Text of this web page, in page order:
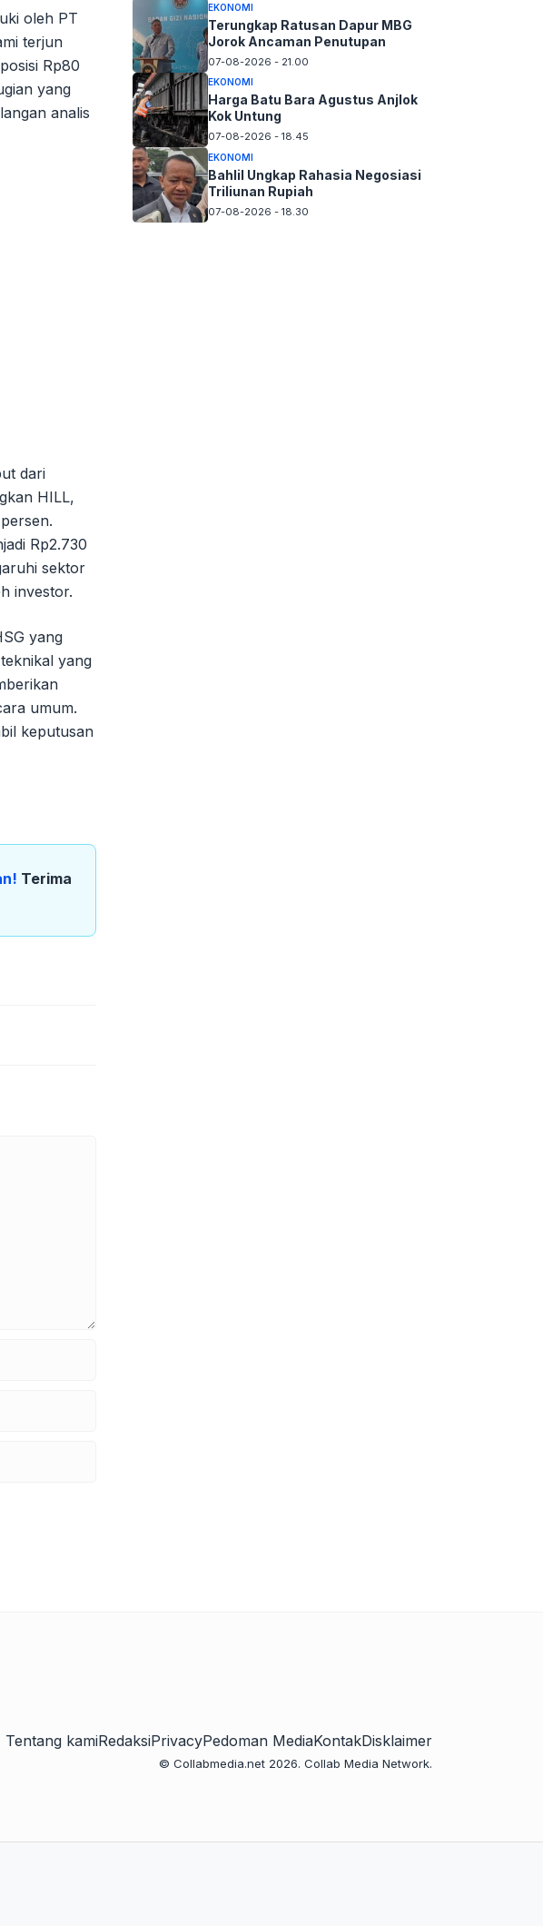
oleh PT
terjun
Rp80
yang
analis
dari
HILL,
Rp2.730
sektor
investor.
yang
yang
umum.
keputusan
Terima
EKONOMI
Terungkap Ratusan Dapur MBG
Jorok Ancaman Penutupan
07-08-2026 - 21.00
EKONOMI
Harga Batu Bara Agustus Anjlok
Kok Untung
07-08-2026 - 18.45
EKONOMI
Bahlil Ungkap Rahasia Negosiasi
Triliunan Rupiah
07-08-2026 - 18.30
Tentang kamiRedaksiPrivacyPedoman MediaKontakDisklaimer
© Collabmedia.net 2026. Collab Media Network.